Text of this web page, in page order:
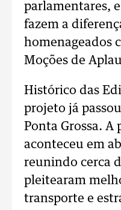
parlamentares,
fazem a
homenageados
Moções de
Histórico das
projeto já
Ponta Grossa. A
aconteceu em
reunindo cerca
pleitearam
transporte e